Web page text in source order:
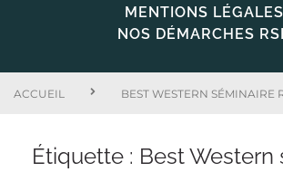
MENTIONS LÉGALES
NOS DÉMARCHES
ACCUEIL BEST WESTERN SÉMINAIRE
Étiquette : Best Western